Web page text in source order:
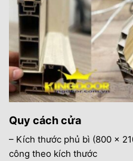
Quy cách cửa
– Kích thước phủ bì (800 x
công theo kích thước